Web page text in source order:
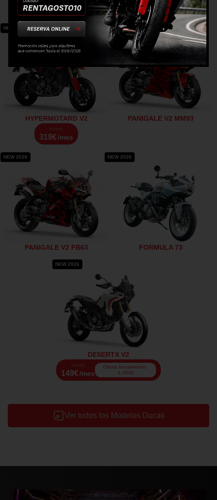
442€/mes
HYPERMOTARD V2
desde
319€ /mes
NEW 2026
PANIGALE V2 MM93
NEW 2026
PANIGALE V2 FB63
NEW 2026
FORMULA 73
NEW 2026
DESERTX V2
desde
149€ /mes
Oferta lanzamiento:
-1.000€
NEW 2026
Ver todos los Modelos Ducati